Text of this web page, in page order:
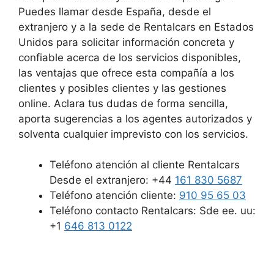
Puedes llamar desde España, desde el
extranjero y a la sede de Rentalcars en Estados
Unidos para solicitar información concreta y
confiable acerca de los servicios disponibles,
las ventajas que ofrece esta compañía a los
clientes y posibles clientes y las gestiones
online. Aclara tus dudas de forma sencilla,
aporta sugerencias a los agentes autorizados y
solventa cualquier imprevisto con los servicios.
Teléfono atención al cliente Rentalcars
Desde el extranjero: +44 161 830 5687
Teléfono atención cliente: 910 95 65 03
Teléfono contacto Rentalcars: Sde ee. uu:
+1 646 813 0122